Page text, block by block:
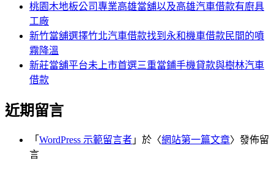
桃園木地板公司專業高雄當舖以及高雄汽車借款有廚具
工廠
新竹當舖選擇竹北汽車借款找到永和機車借款民間的噴
霧降溫
新莊當舖平台未上市首選三重當鋪手機貸款與樹林汽車
借款
近期留言
「 WordPress 示範留言者 」於〈網站第一篇文章〉發佈留
言